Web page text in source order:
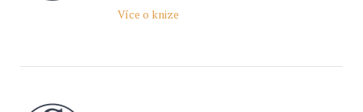
Více o knize